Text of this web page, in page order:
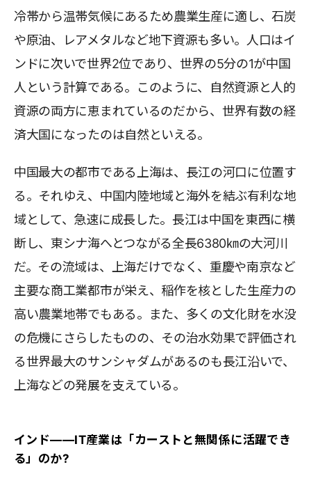
冷帯から温帯気候にあるため農業生産に適し、石炭
や原油、レアメタルなど地下資源も多い。人口はイ
ンドに次いで世界2位であり、世界の5分の1が中国
人という計算である。このように、自然資源と人的
資源の両方に恵まれているのだから、世界有数の経
済大国になったのは自然といえる。
中国最大の都市である上海は、長江の河口に位置す
る。それゆえ、中国内陸地域と海外を結ぶ有利な地
域として、急速に成長した。長江は中国を東西に横
断し、東シナ海へとつながる全長6380㎞の大河川
だ。その流域は、上海だけでなく、重慶や南京など
主要な商工業都市が栄え、稲作を核とした生産力の
高い農業地帯でもある。また、多くの文化財を水没
の危機にさらしたものの、その治水効果で評価され
る世界最大のサンシャダムがあるのも長江沿いで、
上海などの発展を支えている。
インド――IT産業は「カーストと無関係に活躍でき
る」のか?